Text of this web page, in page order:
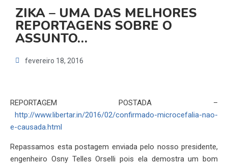
ZIKA – UMA DAS MELHORES
REPORTAGENS SOBRE O
ASSUNTO…
fevereiro 18, 2016
REPORTAGEM POSTADA –
http://www.libertar.in/2016/02/confirmado-microcefalia-nao-
e-causada.html
Repassamos esta postagem enviada pelo nosso presidente,
engenheiro Osny Telles Orselli pois ela demostra um bom